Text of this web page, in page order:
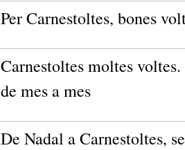
Per Carnestoltes, bones
Carnestoltes moltes
de mes a mes
De Nadal a Carnestoltes,